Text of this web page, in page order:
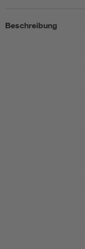
Beschreibung